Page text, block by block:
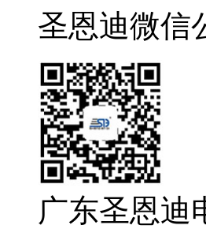
圣恩迪微信
广东圣恩迪